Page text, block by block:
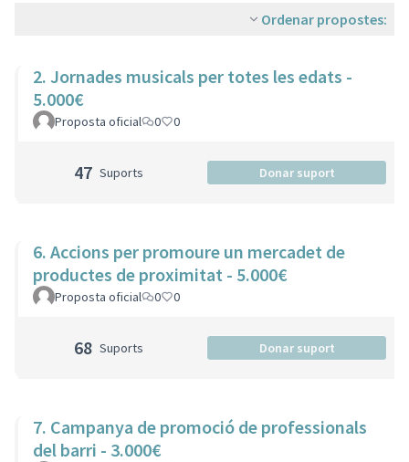
Ordenar propostes:
2. Jornades musicals per totes les edats -
5.000€
Proposta oficial 0 0
47 Suports Donar suport
6. Accions per promoure un mercadet de
productes de proximitat - 5.000€
Proposta oficial 0 0
68 Suports Donar suport
7. Campanya de promoció de professionals
del barri - 3.000€